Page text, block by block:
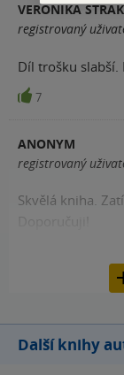
VERONIKA
registrovaný
7
ANONYM
registrovaný
Skvělá kniha.
Další knihy